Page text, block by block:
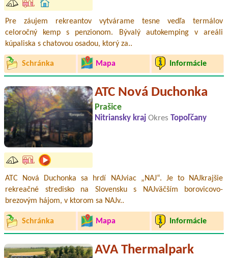
Pre záujem rekreantov vytvárame tesne vedľa termálov
celoročný kemp s penzionom. Bývalý autokemping v areáli
kúpaliska s chatovou osadou, ktorý za..
Schránka Mapa Informácie
ATC Nová Duchonka
Prašice
Nitriansky kraj Okres Topoľčany
ATC Nová Duchonka sa hrdí NAJviac „NAJ“. Je to NAJkrajšie
rekreačné stredisko na Slovensku s NAJväčším borovicovo-
brezovým hájom, v ktorom sa NAJv..
Schránka Mapa Informácie
AVA Thermalpark